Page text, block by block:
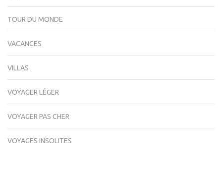
TOUR DU MONDE
VACANCES
VILLAS
VOYAGER LÉGER
VOYAGER PAS CHER
VOYAGES INSOLITES